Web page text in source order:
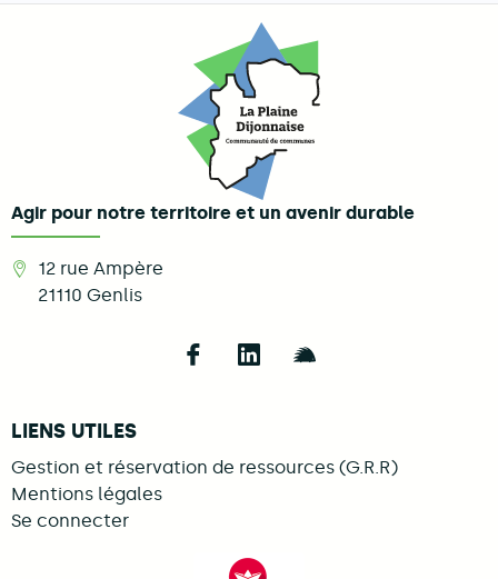
Agir pour notre territoire et un avenir durable
12 rue Ampère
21110 Genlis
Follow us on Facebook
Follow us on LinkedIn
Follow us on
LIENS UTILES
Gestion et réservation de ressources (G.R.R)
Mentions légales
Se connecter